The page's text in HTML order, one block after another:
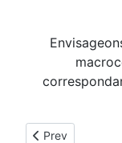
Previous article:
Prev